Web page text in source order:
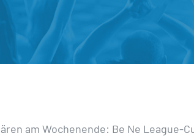
am Wochenende: Be Ne League-